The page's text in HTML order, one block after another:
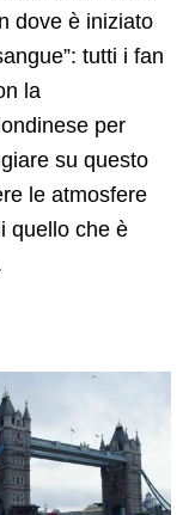
dove è iniziato
tutti i fan
la
per
su questo
le atmosfere
quello che è